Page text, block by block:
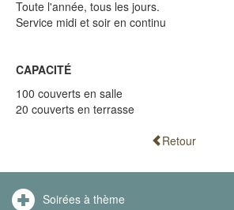
Toute l'année, tous les jours.
Service midi et soir en continu
CAPACITÉ
100 couverts en salle
20 couverts en terrasse
Retour
Soirées à thème